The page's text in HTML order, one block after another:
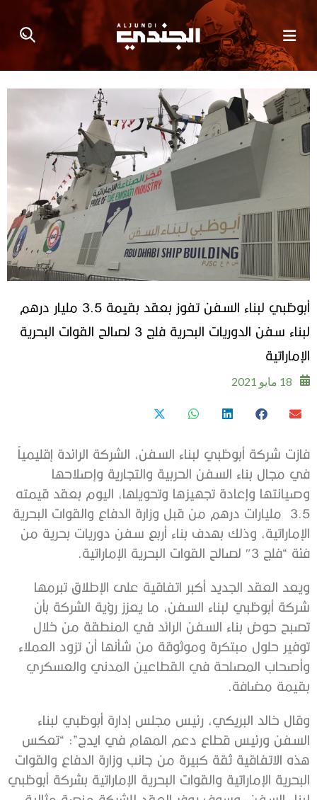
أبوظبي لبناء السفن تفوز بعقد بقيمة 3.5 مليار درهم
لبناء سفن الدوريات البحرية فلج 3 لصالح القوات البحرية
الإماراتية
18 مايو 2021
فازت شركة أبوظبي لبناء السفن، الشركة الرائدة إقليمياً
في مجال بناء السفن الحربية والتجارية وإصلاحها
وصيانتها وإعادة تجهيزها وتحويلها، اليوم بعقد قيمته
3.5 مليارات درهم من قبل وزارة الدفاع والقوات البحرية
الإماراتية، وذلك بهدف بناء أربع سفن دوريات بحرية من
فئة “فلج 3″ لصالح القوات البحرية الإماراتية.
ويعد العقد الجديد أكبر اتفاقية على الإطلاق تبرمها
شركة أبوظبي لبناء السفن، ما يعزز رؤية الشركة بأن
تصبح حوض بناء السفن الرائد في المنطقة من خلال
توفير حلول مبتكرة وموثوقة من شأنها أن تزود العملاء
وأصحاب المصلحة في القطاعين المدني والعسكري
بقيمة مضافة.
وقال خالد البريكي، رئيس مجلس إدارة أبوظبي لبناء
السفن ورئيس قطاع دعم المهام في ايدج”: “تعكس
هذه الاتفاقية ثقة كبيرة من جانب وزارة الدفاع والقوات
البحرية الإماراتية والقوات البحرية الإماراتية بشركة أبوظبي